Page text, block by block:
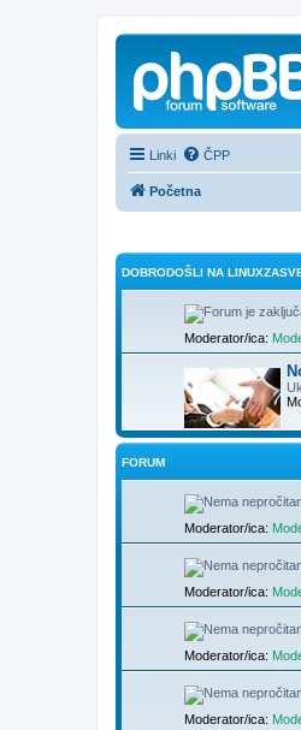
Linki ČPP
Početna
DOBRODOŠLI NA
Moderator/ica:
FORUM
Moderator/ica:
Moderator/ica:
Moderator/ica:
Moderator/ica: